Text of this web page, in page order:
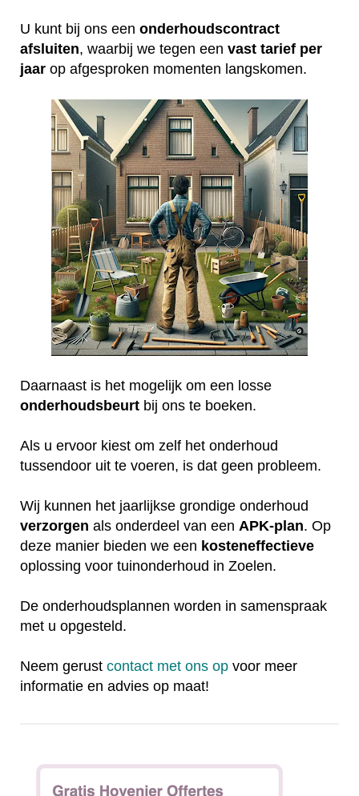
U kunt bij ons een onderhoudscontract
afsluiten, waarbij we tegen een vast tarief per
jaar op afgesproken momenten langskomen.
Daarnaast is het mogelijk om een losse
onderhoudsbeurt bij ons te boeken.
Als u ervoor kiest om zelf het onderhoud
tussendoor uit te voeren, is dat geen probleem.
Wij kunnen het jaarlijkse grondige onderhoud
verzorgen als onderdeel van een APK-plan. Op
deze manier bieden we een kosteneffectieve
oplossing voor tuinonderhoud in Zoelen.
De onderhoudsplannen worden in samenspraak
met u opgesteld.
Neem gerust contact met ons op voor meer
informatie en advies op maat!